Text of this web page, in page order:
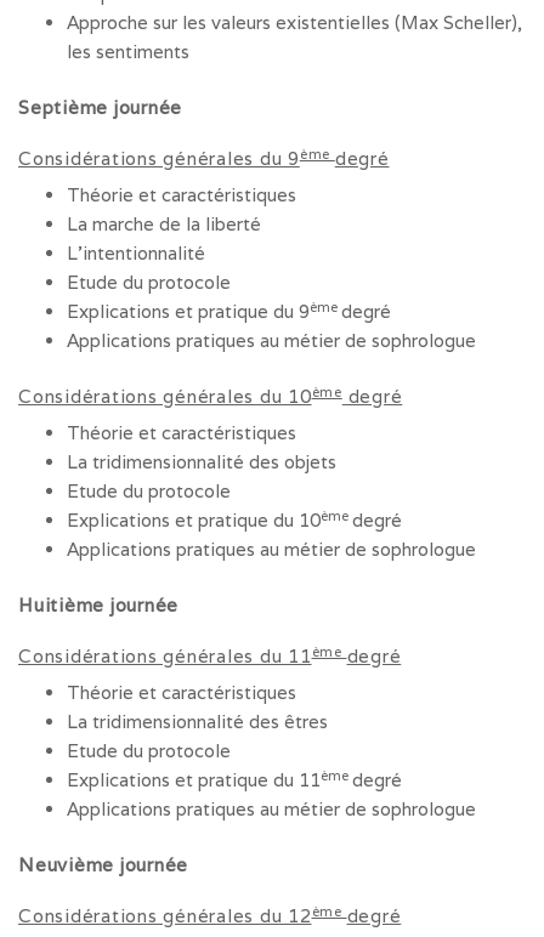
Approche sur les valeurs existentielles (Max Scheller),
les sentiments
Septième journée
Considérations générales du 9ème degré
Théorie et caractéristiques
La marche de la liberté
L’intentionnalité
Etude du protocole
Explications et pratique du 9ème degré
Applications pratiques au métier de sophrologue
Considérations générales du 10èmedegré
Théorie et caractéristiques
La tridimensionnalité des objets
Etude du protocole
Explications et pratique du 10ème degré
Applications pratiques au métier de sophrologue
Huitième journée
Considérations générales du 11ème degré
Théorie et caractéristiques
La tridimensionnalité des êtres
Etude du protocole
Explications et pratique du 11ème degré
Applications pratiques au métier de sophrologue
Neuvième journée
Considérations générales du 12ème degré